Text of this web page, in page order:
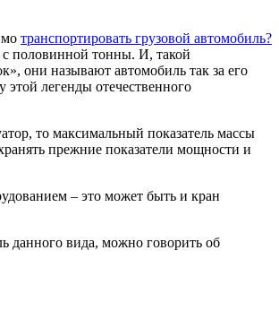
транспортировать грузовой автомобиль?
с половинной тонны. И, такой
они называют автомобиль так за его
легенды отечественного
то максимальный показатель массы
прежние показатели мощности и
– это может быть и кран
данного вида, можно говорить об